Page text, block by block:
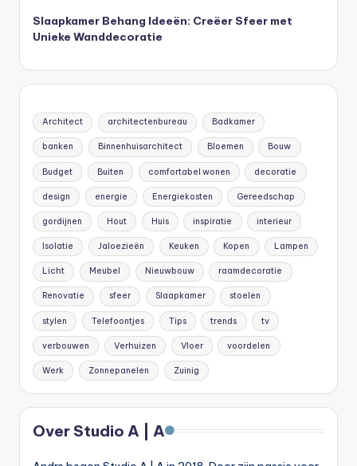
Slaapkamer Behang Ideeën: Creëer Sfeer met
Unieke Wanddecoratie
Architect architectenbureau Badkamer
banken Binnenhuisarchitect Bloemen Bouw
Budget Buiten comfortabel wonen decoratie
design energie Energiekosten Gereedschap
gordijnen Hout Huis inspiratie interieur
Isolatie Jaloezieën Keuken Kopen Lampen
Licht Meubel Nieuwbouw raamdecoratie
Renovatie sfeer Slaapkamer stoelen
stylen Telefoontjes Tips trends tv
verbouwen Verhuizen Vloer voordelen
Werk Zonnepanelen Zuinig
Over Studio A | A